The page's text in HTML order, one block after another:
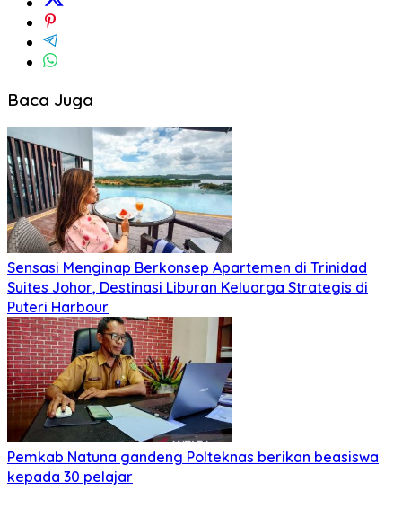
Baca Juga
Sensasi Menginap Berkonsep Apartemen di Trinidad
Suites Johor, Destinasi Liburan Keluarga Strategis di
Puteri Harbour
Pemkab Natuna gandeng Polteknas berikan beasiswa
kepada 30 pelajar